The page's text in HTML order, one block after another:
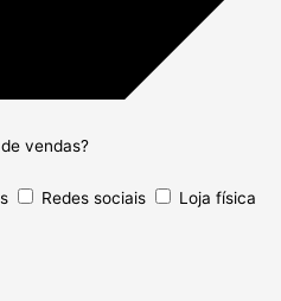
vendas?
Redes sociais
Loja física